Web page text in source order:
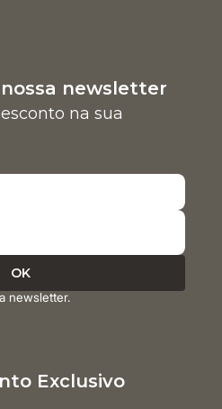
newsletter
na sua
newsletter.
Exclusivo